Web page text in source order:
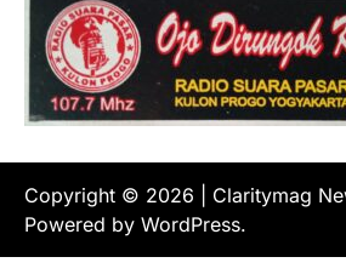
Copyright © 2026 | Claritymag
Powered by WordPress.